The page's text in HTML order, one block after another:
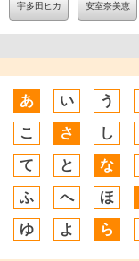
宇多田ヒカ
ル
安室奈美恵
あ い う
こ さ し
て と な
ふ へ ほ
ゆ よ ら